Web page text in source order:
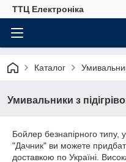
ТТЦ Електроніка
Каталог
Умивальники з
Бойлер безнапірного типу,
"Дачник" ви можете
доставкою по Україні.